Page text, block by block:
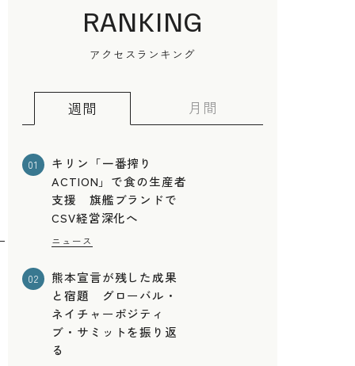
RANKING
アクセスランキング
週間 月間
01
キリン「一番搾り
ACTION」で食の生産者
支援 旗艦ブランドで
CSV経営深化へ
ニュース
02
熊本宣言が残した成果
と宿題 グローバル・
ネイチャーポジティ
ブ・サミットを振り返
る